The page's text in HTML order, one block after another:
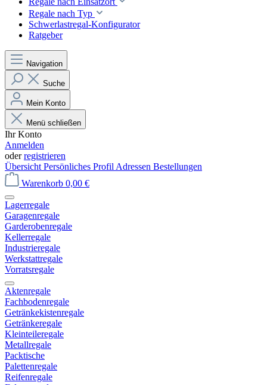
Regale nach Typ
Schwerlastregal-Konfigurator
Ratgeber
Navigation
Suche
Mein Konto
Menü schließen
Ihr Konto
Anmelden
oderregistrieren
Übersicht Persönliches Profil Adressen Bestellungen
Warenkorb 0,00 €
Lagerregale
Garagenregale
Garderobenregale
Kellerregale
Industrieregale
Werkstattregale
Vorratsregale
Aktenregale
Fachbodenregale
Getränkekistenregale
Getränkeregale
Kleinteileregale
Metallregale
Packtische
Palettenregale
Reifenregale